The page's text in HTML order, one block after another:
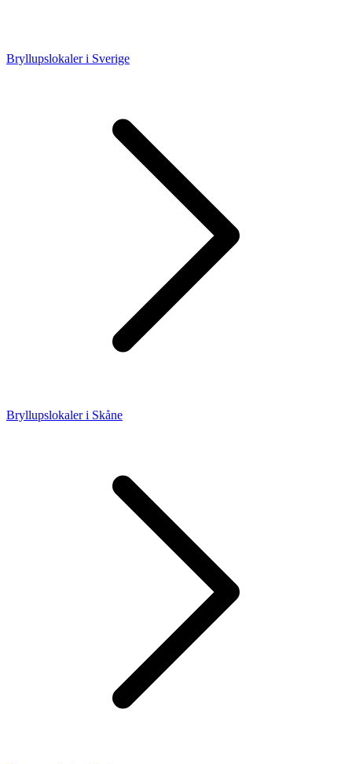
Bryllupslokaler i Sverige
Bryllupslokaler i Skåne